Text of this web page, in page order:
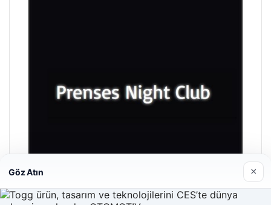
Göz Atın ×